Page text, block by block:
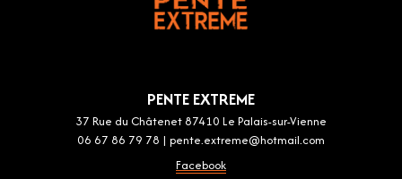
PENTE EXTREME
37 Rue du Châtenet 87410 Le Palais-sur-Vienne
06 67 86 79 78 | pente.extreme@hotmail.com
Facebook